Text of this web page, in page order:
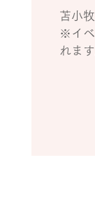
苫小
※イベ
れます